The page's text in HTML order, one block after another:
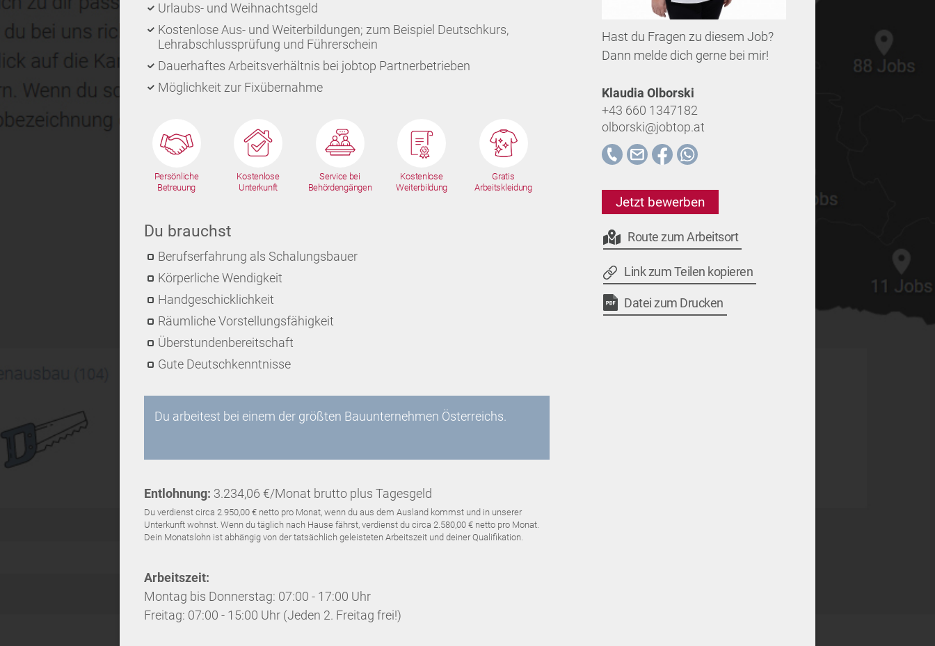
Urlaubs- und Weihnachtsgeld
Kostenlose Aus- und Weiterbildungen; zum Beispiel Deutschkurs,
Lehrabschlussprüfung und Führerschein
Dauerhaftes Arbeitsverhältnis bei jobtop Partnerbetrieben
Möglichkeit zur Fixübernahme
Persönliche
Betreuung
Kostenlose
Unterkunft
Service bei
Behördengängen
Kostenlose
Weiterbildung
Gratis
Arbeitskleidung
Du brauchst
Berufserfahrung als Schalungsbauer
Körperliche Wendigkeit
Handgeschicklichkeit
Räumliche Vorstellungsfähigkeit
Überstundenbereitschaft
Gute Deutschkenntnisse
Du arbeitest bei einem der größten Bauunternehmen Österreichs.
Entlohnung: 3.234,06 €/Monat brutto plus Tagesgeld
Du verdienst circa 2.950,00 € netto pro Monat, wenn du aus dem Ausland kommst und in unserer
Unterkunft wohnst. Wenn du täglich nach Hause fährst, verdienst du circa 2.580,00 € netto pro Monat.
Dein Monatslohn ist abhängig von der tatsächlich geleisteten Arbeitszeit und deiner Qualifikation.
Arbeitszeit:
Montag bis Donnerstag: 07:00 - 17:00 Uhr
Freitag: 07:00 - 15:00 Uhr (Jeden 2. Freitag frei!)
Hast du Fragen zu diesem Job?
Dann melde dich gerne bei mir!
Klaudia Olborski
+43 660 1347182
olborski@jobtop.at
Jetzt bewerben
Route zum Arbeitsort
Link zum Teilen kopieren
Datei zum Drucken